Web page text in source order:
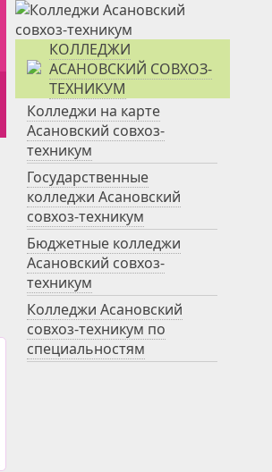
КОЛЛЕДЖИ
АСАНОВСКИЙ СОВХОЗ-
ТЕХНИКУМ
Колледжи на карте
Асановский совхоз-
техникум
Государственные
колледжи Асановский
совхоз-техникум
Бюджетные колледжи
Асановский совхоз-
техникум
Колледжи Асановский
совхоз-техникум по
специальностям